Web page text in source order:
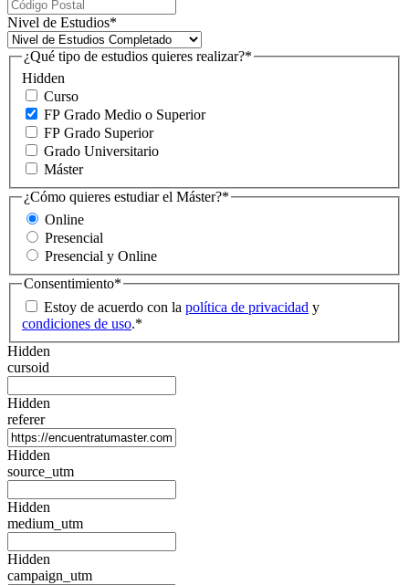
Nivel de Estudios*
Hidden
¿Qué tipo de estudios quieres realizar?*
Curso
FP Grado Medio o Superior
FP Grado Superior
Grado Universitario
Máster
¿Cómo quieres estudiar el Máster?*
Online
Presencial
Presencial y Online
Consentimiento*
Estoy de acuerdo con la política de privacidad y
condiciones de uso.*
Hidden
cursoid
Hidden
referer
Hidden
source_utm
Hidden
medium_utm
Hidden
campaign_utm